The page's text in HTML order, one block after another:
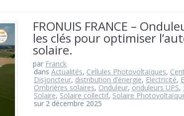
FRONUIS FRANCE –
les clés pour optimiser
solaire.
par Franck
dans Actualités, Cellules Photovoltaïques,
Disjoncteur, distribution d’énergie, Electricité,
Ombrières solaires, Onduleur, onduleurs UPS,
Solaire, Solaire collectif, Solaire
sur 2 décembre 2025